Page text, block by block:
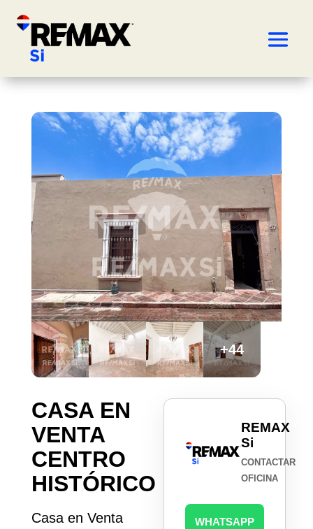
+44
CASA EN
VENTA
CENTRO
HISTÓRICO
Casa en Venta
REMAX
Si
CONTACTAR
OFICINA
WHATSAPP